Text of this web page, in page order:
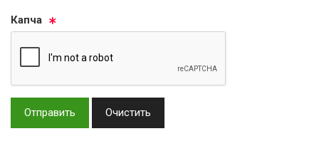
Кап­ча
Отправить Очистить